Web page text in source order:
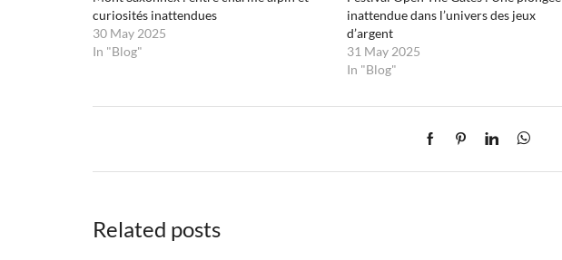
curiosités inattendues
30 May 2025
In "Blog"
inattendue dans l’univers des jeux
d’argent
31 May 2025
In "Blog"
Related posts